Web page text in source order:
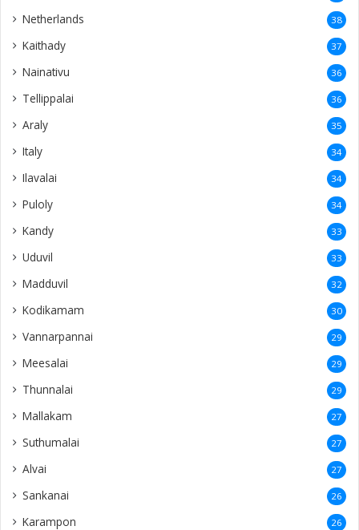
Netherlands 38
Kaithady 37
Nainativu 36
Tellippalai 36
Araly 35
Italy 34
Ilavalai 34
Puloly 34
Kandy 33
Uduvil 33
Madduvil 32
Kodikamam 30
Vannarpannai 29
Meesalai 29
Thunnalai 29
Mallakam 27
Suthumalai 27
Alvai 27
Sankanai 26
Karampon 26